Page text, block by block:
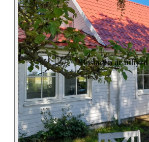
Bostaden är uthyrd